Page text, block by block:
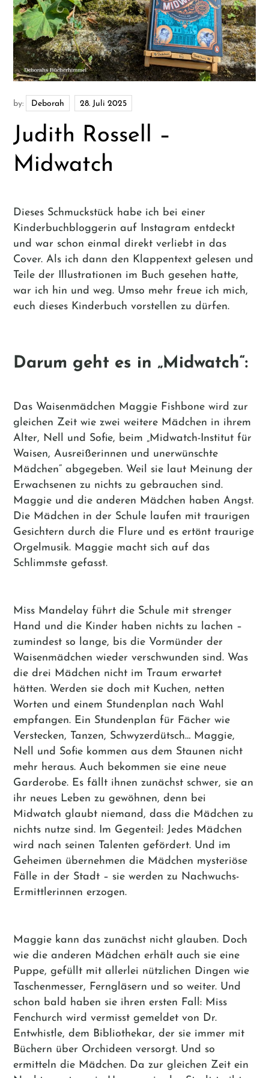
by: Deborah
Judith Rossell –
Midwatch
Dieses Schmuckstück habe ich bei einer
Kinderbuchbloggerin auf Instagram entdeckt
und war schon einmal direkt verliebt in das
Cover. Als ich dann den Klappentext gelesen und
Teile der Illustrationen im Buch gesehen hatte,
war ich hin und weg. Umso mehr freue ich mich,
euch dieses Kinderbuch vorstellen zu dürfen.
Darum geht es in „Midwatch“:
Das Waisenmädchen Maggie Fishbone wird zur
gleichen Zeit wie zwei weitere Mädchen in ihrem
Alter, Nell und Sofie, beim „Midwatch-Institut für
Waisen, Ausreißerinnen und unerwünschte
Mädchen“ abgegeben. Weil sie laut Meinung der
Erwachsenen zu nichts zu gebrauchen sind.
Maggie und die anderen Mädchen haben Angst.
Die Mädchen in der Schule laufen mit traurigen
Gesichtern durch die Flure und es ertönt traurige
Orgelmusik. Maggie macht sich auf das
Schlimmste gefasst.
Miss Mandelay führt die Schule mit strenger
Hand und die Kinder haben nichts zu lachen –
zumindest so lange, bis die Vormünder der
Waisenmädchen wieder verschwunden sind. Was
die drei Mädchen nicht im Traum erwartet
hätten. Werden sie doch mit Kuchen, netten
Worten und einem Stundenplan nach Wahl
empfangen. Ein Stundenplan für Fächer wie
Verstecken, Tanzen, Schwyzerdütsch… Maggie,
Nell und Sofie kommen aus dem Staunen nicht
mehr heraus. Auch bekommen sie eine neue
Garderobe. Es fällt ihnen zunächst schwer, sie an
ihr neues Leben zu gewöhnen, denn bei
Midwatch glaubt niemand, dass die Mädchen zu
nichts nutze sind. Im Gegenteil: Jedes Mädchen
wird nach seinen Talenten gefördert. Und im
Geheimen übernehmen die Mädchen mysteriöse
Fälle in der Stadt – sie werden zu Nachwuchs-
Ermittlerinnen erzogen.
Maggie kann das zunächst nicht glauben. Doch
wie die anderen Mädchen erhält auch sie eine
Puppe, gefüllt mit allerlei nützlichen Dingen wie
Taschenmesser, Ferngläsern und so weiter. Und
schon bald haben sie ihren ersten Fall: Miss
Fenchurch wird vermisst gemeldet von Dr.
Entwhistle, dem Bibliothekar, der sie immer mit
Büchern über Orchideen versorgt. Und so
ermitteln die Mädchen. Da zur gleichen Zeit ein